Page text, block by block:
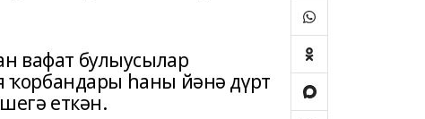
вафат булыусылар
ҡорбандары һаны йәнә дүрт
еткән.